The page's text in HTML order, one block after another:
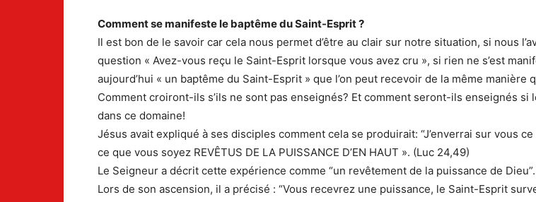
Comment se manifeste le baptême du Saint-Esprit ?
Il est bon de le savoir car cela nous permet d’être au clair sur notre situation, si nous
question « Avez-vous reçu le Saint-Esprit lorsque vous avez cru », si rien ne s’est
aujourd’hui « un baptême du Saint-Esprit » que l’on peut recevoir de la même manière
Comment croiront-ils s’ils ne sont pas enseignés? Et comment seront-ils enseignés
dans ce domaine!
Jésus avait expliqué à ses disciples comment cela se produirait: “J’enverrai sur vous
ce que vous soyez REVÊTUS DE LA PUISSANCE D’EN HAUT ». (Luc 24,49)
Le Seigneur a décrit cette expérience comme “un revêtement de la puissance de Dieu”.
Lors de son ascension, il a précisé : “Vous recevrez une puissance, le Saint-Esprit